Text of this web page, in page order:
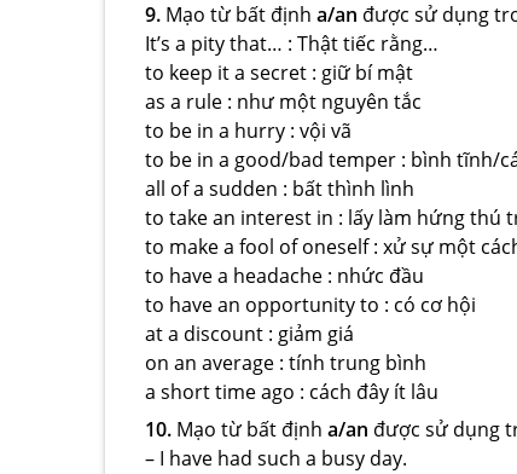
9. Mạo từ bất địnha/an được sử dụng
It’s a pity that… : Thật tiếc rằng…
to keep it a secret : giữ bí mật
as a rule : như một nguyên tắc
to be in a hurry : vội vã
to be in a good/bad temper : bình tĩnh/
all of a sudden : bất thình lình
to take an interest in : lấy làm hứng thú
to make a fool of oneself : xử sự một
to have a headache : nhức đầu
to have an opportunity to : có cơ hội
at a discount : giảm giá
on an average : tính trung bình
a short time ago : cách đây ít lâu
10. Mạo từ bất địnha/an được sử dụng
– I have had such a busy day.